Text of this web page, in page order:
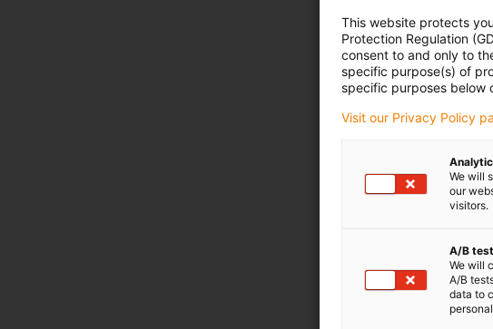
This website protects
Protection Regulation
consent to and only to
specific purpose(s) of
specific purposes below
Visit our Privacy Policy
We will
our
visitors.
A/B
We will
A/B
data to